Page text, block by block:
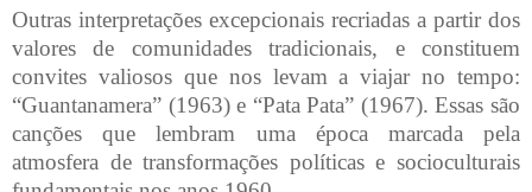
Outras interpretações excepcionais recriadas a partir dos
valores de comunidades tradicionais, e constituem
convites valiosos que nos levam a viajar no tempo:
“Guantanamera” (1963) e “Pata Pata” (1967). Essas são
canções que lembram uma época marcada pela
atmosfera de transformações políticas e socioculturais